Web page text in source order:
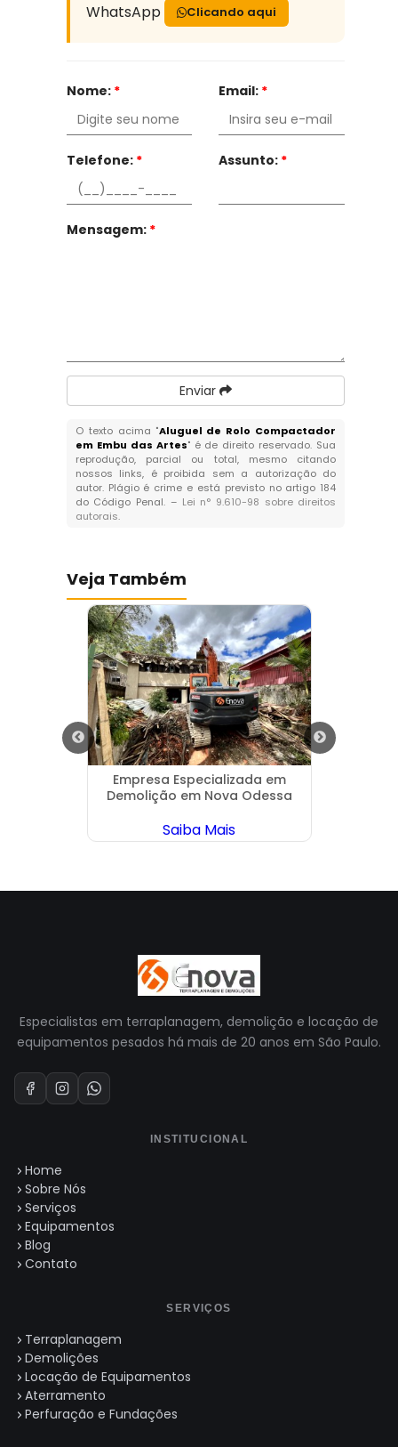
WhatsApp
Clicando aqui
Nome: * Email: *
Telefone: * Assunto: *
Mensagem: *
Enviar
O texto acima "Aluguel de Rolo Compactador
em Embu das Artes" é de direito reservado. Sua
reprodução, parcial ou total, mesmo citando
nossos links, é proibida sem a autorização do
autor. Plágio é crime e está previsto no artigo 184
do Código Penal. – Lei n° 9.610-98 sobre direitos
autorais.
Veja Também
Empresa Especializada em
Demolição em Nova Odessa
Saiba Mais
Especialistas em terraplanagem, demolição e locação de
equipamentos pesados há mais de 20 anos em São Paulo.
INSTITUCIONAL
Home
Sobre Nós
Serviços
Equipamentos
Blog
Contato
SERVIÇOS
Terraplanagem
Demolições
Locação de Equipamentos
Aterramento
Perfuração e Fundações